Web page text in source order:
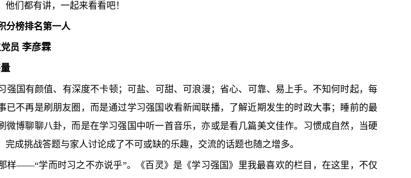
们都有讲，一起来看看吧！
分榜排名第一人
党员 李彦霖
强国有颜值、有深度不卡顿；可盐、可甜、可浪漫；省心、可靠、易上手。不知何时起，每
已不再是刷朋友圈，而是通过学习强国收看新闻联播，了解近期发生的时政大事；睡前的最
微博聊聊八卦，而是在学习强国中听一首音乐，亦或是看几篇美文佳作。习惯成自然，当硬
完成挑战答题与家人讨论成了不可或缺的乐趣，交流的话题也随之增多。
样——“学而时习之不亦说乎”。《百灵》是《学习强国》里我最喜欢的栏目，在这里，不仅